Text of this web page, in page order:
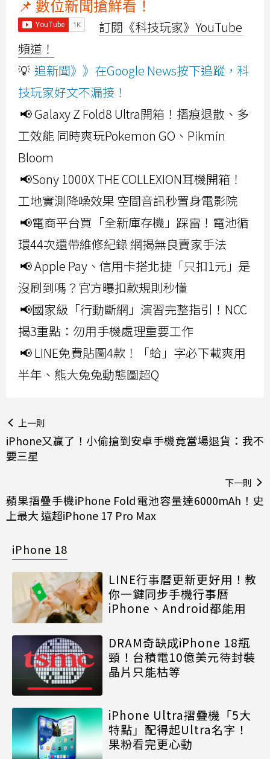
📌 數位新聞搶鮮看！
訂閱《科技玩家》YouTube
頻道！
💡 追新聞》》在Google News按下追蹤，科
技玩家好文不漏接！
📢 Galaxy Z Fold8 Ultra開箱！摺痕退散、多
工效能 同時爽玩Pokemon GO、Pikmin
Bloom
📢Sony 1000X THE COLLEXION耳機開箱！
工地實測降噪效果 空間音訊秒置身電影院
📢電商平台買「全新庫存機」踩雷！電池循
環44次還帶維修紀錄 網揭無良賣家手法
📢 Apple Pay、信用卡搭北捷「只扣1元」是
沒刷到嗎？官方曝扣款規則秒懂
📢國家級「行動斷網」演習完整指引！NCC
揭3重點：勿用手機處理重要工作
📢 LINE免費貼圖4款！「蛤」字必下載爽用
半年、熊大兔兔動態圖超Q
上一則
iPhone又贏了！小偷搶到安卓手機竟當場退貨：我不
要三星
下一則
蘋果摺疊手機iPhone Fold電池容量達6000mAh！史
上最大 遠超iPhone 17 Pro Max
iPhone 18
LINE行事曆更新更好用！教
你一鍵同步手機行事曆
iPhone、Android都能用
DRAM奇缺成iPhone 18瓶
頸！台積電10億美元待封裝
晶片只能枯等
iPhone Ultra摺疊機「5大
特點」配得起Ultra名字！
果粉看完更心動